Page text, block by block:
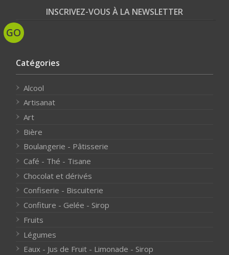
INSCRIVEZ-VOUS À LA NEWSLETTER
Catégories
Alcool
Artisanat
Art
Bière
Boulangerie - Pâtisserie
Café - Thé - Tisane
Chocolat et dérivés
Confiserie - Biscuiterie
Confiture - Gelée - Sirop
Fruits
Légumes
Eaux - Jus de Fruit - Limonade - Sirop